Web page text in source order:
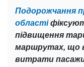
Подорожчання
області
підвищення
маршрутах, що
витрати